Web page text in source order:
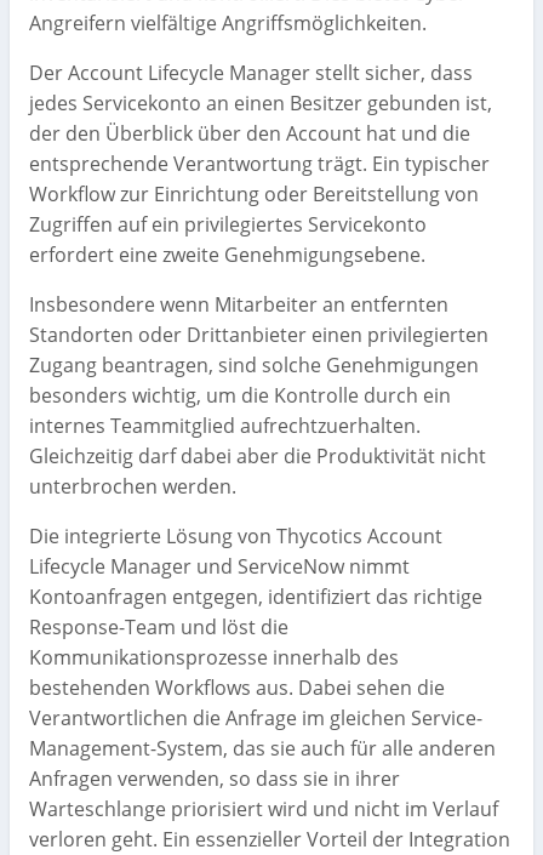
Angreifern vielfältige Angriffsmöglichkeiten.
Der Account Lifecycle Manager stellt sicher, dass
jedes Servicekonto an einen Besitzer gebunden ist,
der den Überblick über den Account hat und die
entsprechende Verantwortung trägt. Ein typischer
Workflow zur Einrichtung oder Bereitstellung von
Zugriffen auf ein privilegiertes Servicekonto
erfordert eine zweite Genehmigungsebene.
Insbesondere wenn Mitarbeiter an entfernten
Standorten oder Drittanbieter einen privilegierten
Zugang beantragen, sind solche Genehmigungen
besonders wichtig, um die Kontrolle durch ein
internes Teammitglied aufrechtzuerhalten.
Gleichzeitig darf dabei aber die Produktivität nicht
unterbrochen werden.
Die integrierte Lösung von Thycotics Account
Lifecycle Manager und ServiceNow nimmt
Kontoanfragen entgegen, identifiziert das richtige
Response-Team und löst die
Kommunikationsprozesse innerhalb des
bestehenden Workflows aus. Dabei sehen die
Verantwortlichen die Anfrage im gleichen Service-
Management-System, das sie auch für alle anderen
Anfragen verwenden, so dass sie in ihrer
Warteschlange priorisiert wird und nicht im Verlauf
verloren geht. Ein essenzieller Vorteil der Integration